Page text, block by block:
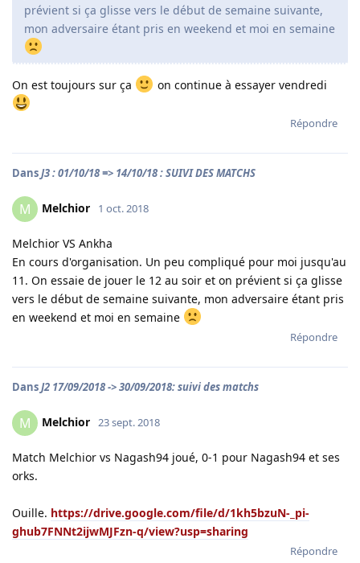
prévient si ça glisse vers le début de semaine suivante,
mon adversaire étant pris en weekend et moi en semaine
On est toujours sur ça on continue à essayer vendredi
Répondre
DansJ3 : 01/10/18 => 14/10/18 : SUIVI DES MATCHS
M Melchior 1 oct. 2018
Melchior VS Ankha
En cours d'organisation. Un peu compliqué pour moi jusqu'au
11. On essaie de jouer le 12 au soir et on prévient si ça glisse
vers le début de semaine suivante, mon adversaire étant pris
en weekend et moi en semaine
Répondre
DansJ2 17/09/2018 -> 30/09/2018: suivi des matchs
M Melchior 23 sept. 2018
Match Melchior vs Nagash94 joué, 0-1 pour Nagash94 et ses
orks.
Ouille. https://drive.google.com/file/d/1kh5bzuN-_pi-
ghub7FNNt2ijwMJFzn-q/view?usp=sharing
Répondre